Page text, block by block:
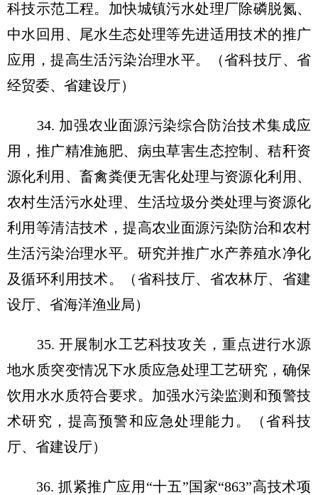
科技示范工程。加快城镇污水处理厂除磷脱氮、
中水回用、尾水生态处理等先进适用技术的推广
应用，提高生活污染治理水平。（省科技厅、省
经贸委、省建设厅）
34. 加强农业面源污染综合防治技术集成应
用，推广精准施肥、病虫草害生态控制、秸秆资
源化利用、畜禽粪便无害化处理与资源化利用、
农村生活污水处理、生活垃圾分类处理与资源化
利用等清洁技术，提高农业面源污染防治和农村
生活污染治理水平。研究并推广水产养殖水净化
及循环利用技术。（省科技厅、省农林厅、省建
设厅、省海洋渔业局）
35. 开展制水工艺科技攻关，重点进行水源
地水质突变情况下水质应急处理工艺研究，确保
饮用水水质符合要求。加强水污染监测和预警技
术研究，提高预警和应急处理能力。（省科技
厅、省建设厅）
36. 抓紧推广应用“十五”国家“863”高技术项